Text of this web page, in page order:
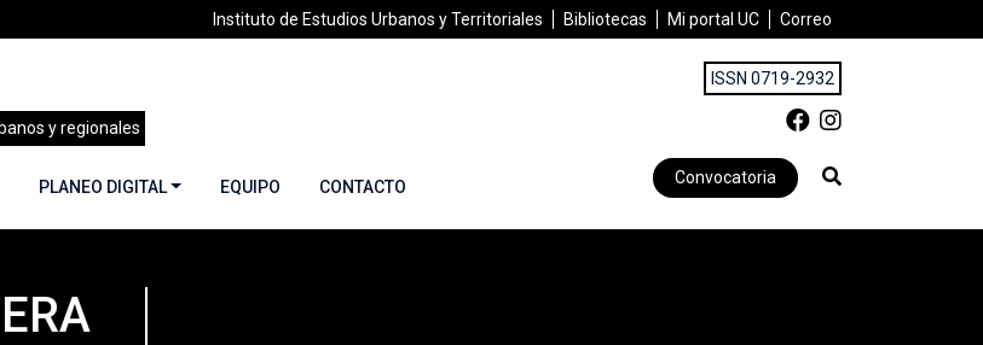
Instituto de Estudios Urbanos y Territoriales Bibliotecas Mi portal UC Correo
y regionales
ISSN 0719-2932
PLANEO DIGITAL EQUIPO CONTACTO Convocatoria
Cirera